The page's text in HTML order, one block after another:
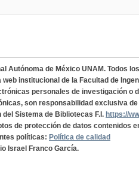
Autónoma de México UNAM. Todos
web institucional de la Facultad de
personales de investigación o
son responsabilidad exclusiva
Sistema de Bibliotecas F.I. https://
de protección de datos contenidos
políticas: Política de calidad
Israel Franco García.